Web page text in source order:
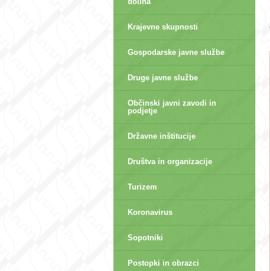
Krajevne skupnosti
Gospodarske javne službe
Druge javne službe
Občinski javni zavodi in
podjetje
Državne inštitucije
Društva in organizacije
Turizem
Koronavirus
Sopotniki
Postopki in obrazci